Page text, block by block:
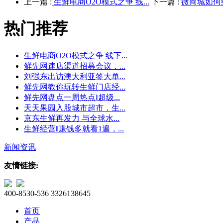
热门推荐
生鲜电商O2O模式之争 线下...
鲜先网速店渠道招募会议，...
刘强东出访澳大利亚签大单...
鲜先网教你玩转生鲜门店经...
鲜先网盘点一周热点‖超级...
天天果园入股城市超市，生...
京东生鲜再发力 与全球水...
生鲜经营‖赚钱多就看1遍，...
新闻资讯
友情链接:
400-8530-536 3326138645
首页
产品